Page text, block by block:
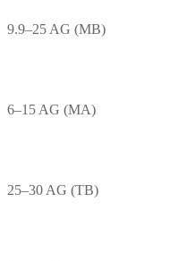
9.9–25 AG (MB)
6–15 AG (MA)
25–30 AG (TB)